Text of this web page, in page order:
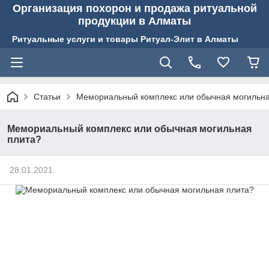
Организация похорон и продажа ритуальной
продукции в Алматы
Ритуальные услуги и товары Ритуал-Элит в Алматы
Статьи Мемориальный комплекс или обычная
Мемориальный комплекс или обычная могильная
плита?
28.01.2021